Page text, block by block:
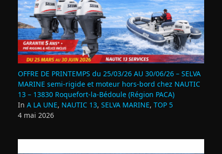
OFFRE DE PRINTEMPS du 25/03/26 AU 30/06/26 – SELVA
MARINE semi-rigide et moteur hors-bord chez NAUTIC
13 – 13830 Roquefort‑la‑Bédoule (Région PACA)
In A LA UNE, NAUTIC 13, SELVA MARINE, TOP 5
4 mai 2026